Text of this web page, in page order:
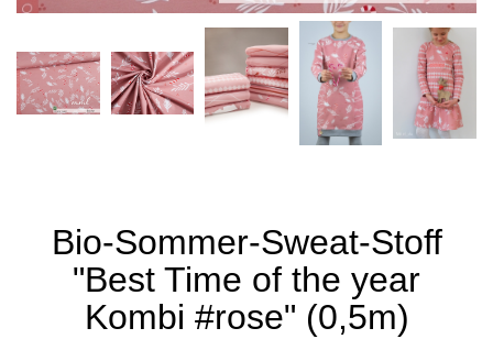
Bio-Sommer-Sweat-Stoff
"Best Time of the year
Kombi #rose" (0,5m)